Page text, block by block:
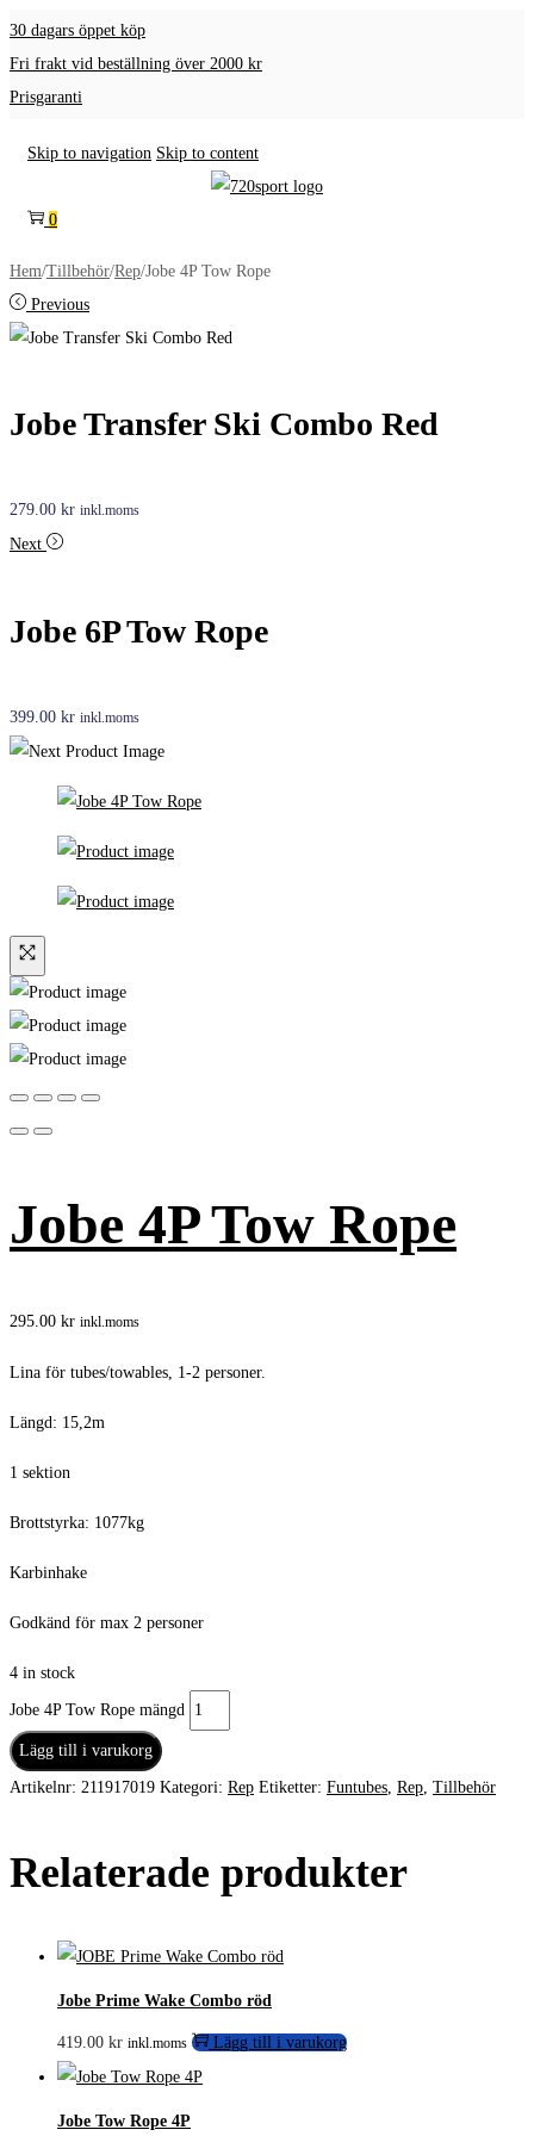
30 dagars öppet köp
Fri frakt vid beställning över 2000 kr
Prisgaranti
Skip to navigation Skip to content
0
Hem/Tillbehör/Rep/Jobe 4P Tow Rope
Previous
Jobe Transfer Ski Combo Red
279.00 kr inkl.moms
Next
Jobe 6P Tow Rope
399.00 kr inkl.moms
Jobe 4P Tow Rope
295.00 kr inkl.moms
Lina för tubes/towables, 1-2 personer.
Längd: 15,2m
1 sektion
Brottstyrka: 1077kg
Karbinhake
Godkänd för max 2 personer
4 in stock
Jobe 4P Tow Rope mängd
Lägg till i varukorg
Artikelnr: 211917019 Kategori: Rep Etiketter: Funtubes, Rep, Tillbehör
Relaterade produkter
Jobe Prime Wake Combo röd
419.00 kr inkl.moms Lägg till i varukorg
Jobe Tow Rope 4P